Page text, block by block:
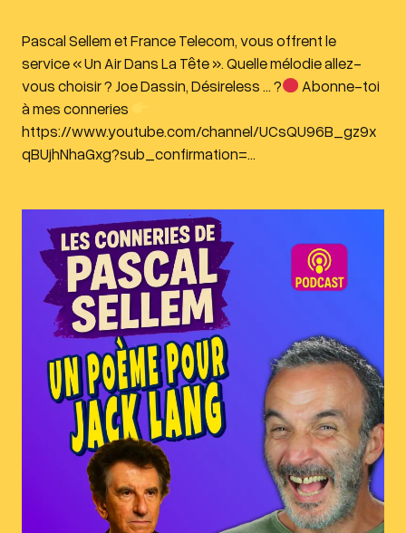
Pascal Sellem et France Telecom, vous offrent le
service « Un Air Dans La Tête ». Quelle mélodie allez-
vous choisir ? Joe Dassin, Désireless … ?
Abonne-toi
à mes conneries
https://www.youtube.com/channel/UCsQU96B_gz9x
qBUjhNhaGxg?sub_confirmation=…